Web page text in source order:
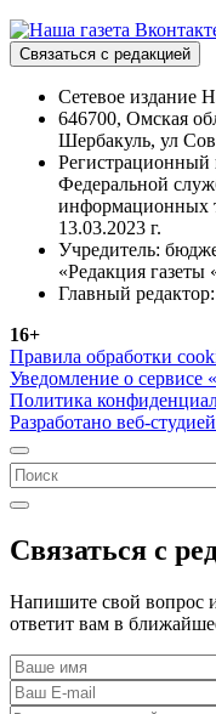
Связаться с редакцией
Сетевое издание
646700, Омская
Шербакуль, ул
Федеральной
информационных
13.03.2023 г.
Учредитель:
«Редакция газеты
Главный
16+
Правила обработки
Уведомление о сервисе
Политика
Разработано веб-
Связаться с
Напишите свой вопрос
ответит вам в